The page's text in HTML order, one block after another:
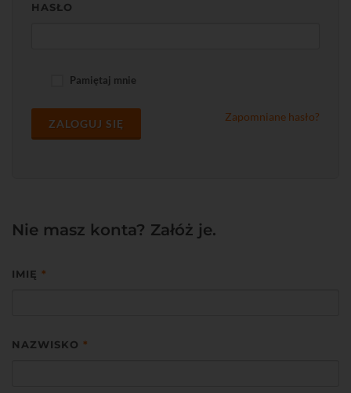
HASŁO
Pamiętaj mnie
ZALOGUJ SIĘ
Zapomniane hasło?
Nie masz konta? Załóż je.
IMIĘ *
NAZWISKO *